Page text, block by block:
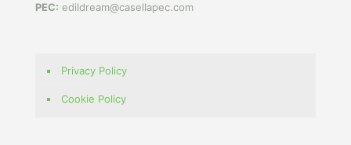
PEC: edildream@casellapec.com
Privacy Policy
Cookie Policy